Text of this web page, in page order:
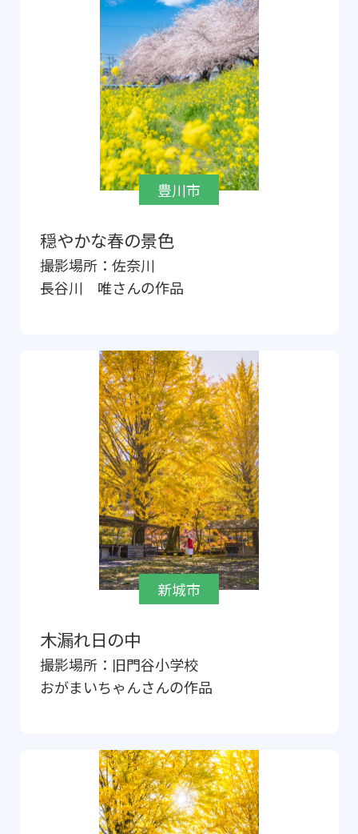
豊川市
穏やかな春の景色
撮影場所： 佐奈川
長谷川 唯さんの作品
新城市
木漏れ日の中
撮影場所： 旧門谷小学校
おがまいちゃんさんの作品